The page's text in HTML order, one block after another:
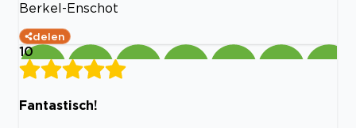
Berkel-Enschot
delen
10
Fantastisch!